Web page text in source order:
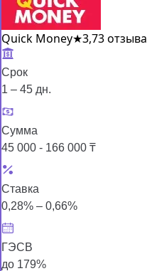
Quick Money★3,73 отзыва
Срок
1 – 45 дн.
Сумма
45 000 - 166 000 ₸
Ставка
0,28% – 0,66%
ГЭСВ
до 179%